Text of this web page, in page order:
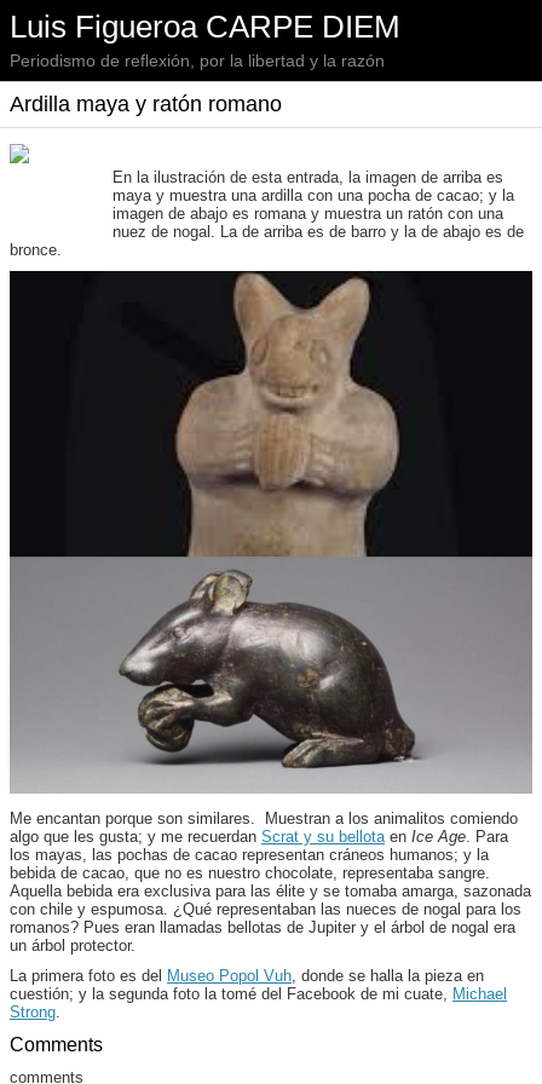
Luis Figueroa CARPE DIEM
Periodismo de reflexión, por la libertad y la razón
Ardilla maya y ratón romano
En la ilustración de esta entrada, la imagen de arriba es
maya y muestra una ardilla con una pocha de cacao; y la
imagen de abajo es romana y muestra un ratón con una
nuez de nogal. La de arriba es de barro y la de abajo es de
bronce.
Me encantan porque son similares. Muestran a los animalitos comiendo
algo que les gusta; y me recuerdan Scrat y su bellotaen Ice Age. Para
los mayas, las pochas de cacao representan cráneos humanos; y la
bebida de cacao, que no es nuestro chocolate, representaba sangre.
Aquella bebida era exclusiva para las élite y se tomaba amarga, sazonada
con chile y espumosa. ¿Qué representaban las nueces de nogal para los
romanos? Pues eran llamadas bellotas de Jupiter y el árbol de nogal era
un árbol protector.
La primera foto es del Museo Popol Vuh, donde se halla la pieza en
cuestión; y la segunda foto la tomé del Facebook de mi cuate, Michael
Strong.
Comments
comments